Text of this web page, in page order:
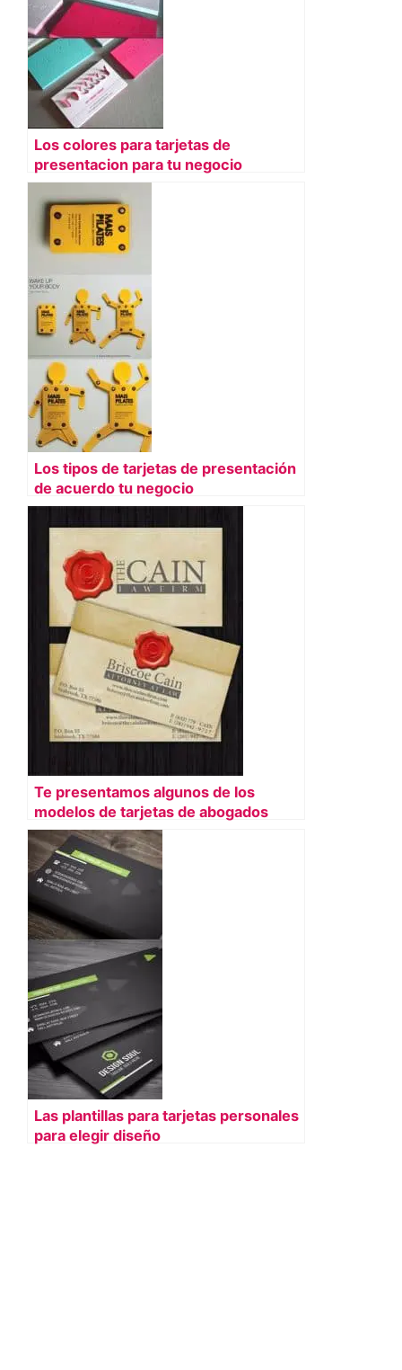
Los colores para tarjetas de
presentacion para tu negocio
Los tipos de tarjetas de presentación
de acuerdo tu negocio
Te presentamos algunos de los
modelos de tarjetas de abogados
Las plantillas para tarjetas personales
para elegir diseño